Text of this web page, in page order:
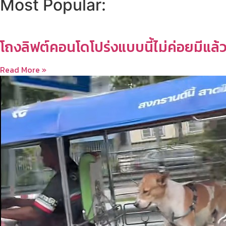
Most Popular:
โถงลิฟต์คอนโดโปร่งแบบนี้ไม่ค่อยมีแล้
Read More »